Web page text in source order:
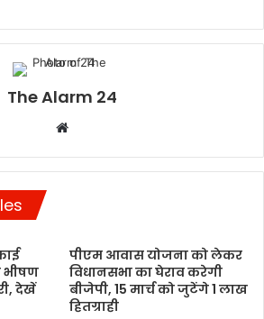
The Alarm 24
Website
भीषण
देखें
पीएम आवास योजना को लेकर
विधानसभा का घेराव करेगी
बीजेपी, 15 मार्च को जुटेंगे 1 लाख
हितग्राही